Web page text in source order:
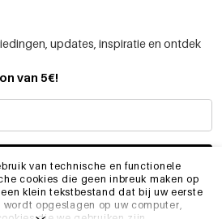
van technische en functionele
cookies die geen inbreuk maken op
klein tekstbestand dat bij uw eerste
opgeslagen op uw computer,
updates, inspiratie en ontdek
van 5€!
SCHRIJF ME IN